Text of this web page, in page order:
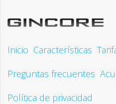
Inicio Características
Preguntas frecuentes
Política de privacidad